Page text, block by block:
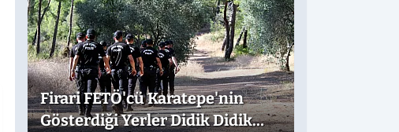
Firari FETÖ'cü Karatepe'nin
Gösterdiği Yerler Didik Didik